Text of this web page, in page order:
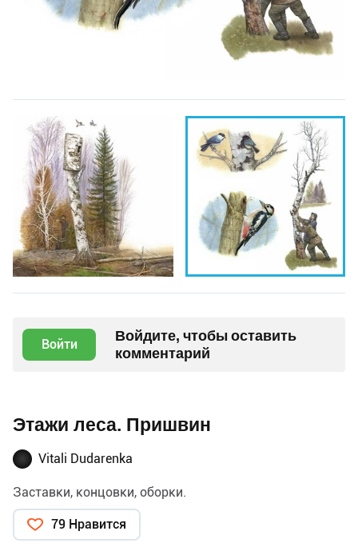
Войти
Войдите, чтобы оставить
комментарий
Этажи леса. Пришвин
Vitali Dudarenka
Заставки, концовки, оборки.
79 Нравится